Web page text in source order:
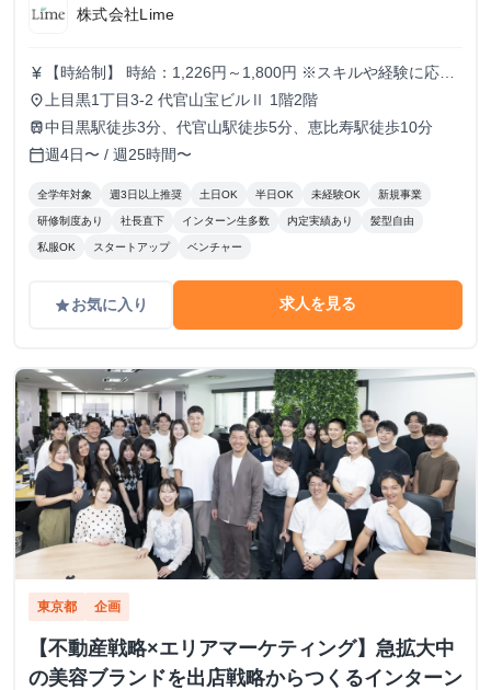
株式会社Lime
currency_yen
【時給制】 時給：1,226円～1,800円 ※スキルや経験に応じ
て昇給します。 【月給制】 尚、フルコミットできる方は月
給制もご用意しております。 月給: 230,000円〜 ※毎月行う
評価面談により毎月昇給の可能性あり ※年間の昇給平均額
80,000円 <モデル月収> 260,000円 /入社6ヶ月 330,000
円 /入社1年 400,000円 /入社1年半 500,000円 /入社2年
place 上目黒1丁目3-2 代官山宝ビルⅡ 1階2階
train中目黒駅徒歩3分、代官山駅徒歩5分、恵比寿駅徒歩10分
calendar_today週4日〜 / 週25時間〜
全学年対象 週3日以上推奨 土日OK 半日OK 未経験OK 新規事業
研修制度あり 社長直下 インターン生多数 内定実績あり 髪型自由
私服OK スタートアップ ベンチャー
gradeお気に入り 求人を見る
東京都 企画
【不動産戦略×エリアマーケティング】急拡大中
の美容ブランドを出店戦略からつくるインターン